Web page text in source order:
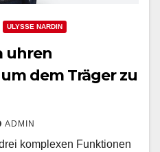
ULYSSE NARDIN
uhren
dem Träger zu
ADMIN
komplexen Funktionen